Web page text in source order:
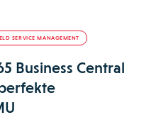
SERVICE MANAGEMENT
Business Central